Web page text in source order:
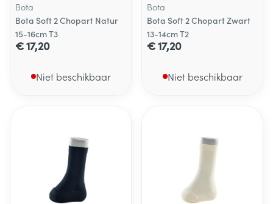
Bota
Bota Soft 2 Chopart Natur
15-16cm T3
€ 17,20
Niet beschikbaar
Bota
Bota Soft 2 Chopart Zwart
13-14cm T2
€ 17,20
Niet beschikbaar